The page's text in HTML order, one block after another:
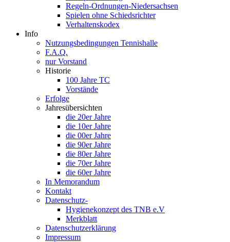
Regeln-Ordnungen-Niedersachsen
Spielen ohne Schiedsrichter
Verhaltenskodex
Info
Nutzungsbedingungen Tennishalle
F.A.Q.
nur Vorstand
Historie
100 Jahre TC
Vorstände
Erfolge
Jahresübersichten
die 20er Jahre
die 10er Jahre
die 00er Jahre
die 90er Jahre
die 80er Jahre
die 70er Jahre
die 60er Jahre
In Memorandum
Kontakt
Datenschutz-
Hygienekonzept des TNB e.V
Merkblatt
Datenschutzerklärung
Impressum